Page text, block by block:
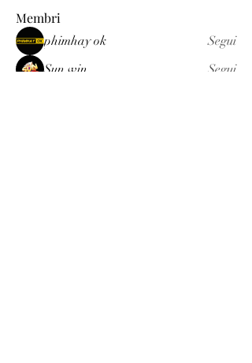
Membri
phimhay ok
Segui
Sun win
Segui